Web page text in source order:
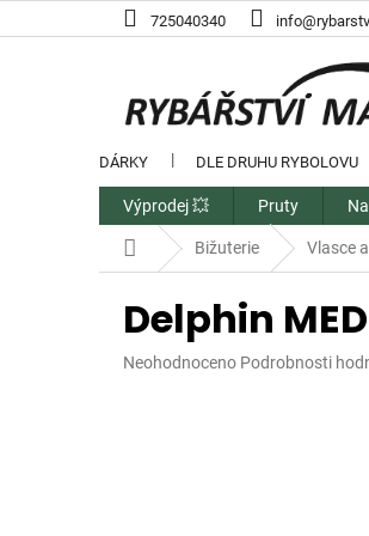
na
725040340
DÁRKY DLE DRUHU RYBOLOVU
Výprodej 💥 Pruty
Domů Bižuterie Vlasce
Delphin
Průměrné
Neohodnoceno Podrobnosti